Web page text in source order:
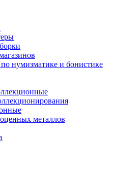
нумизматике и бонистике
металлов